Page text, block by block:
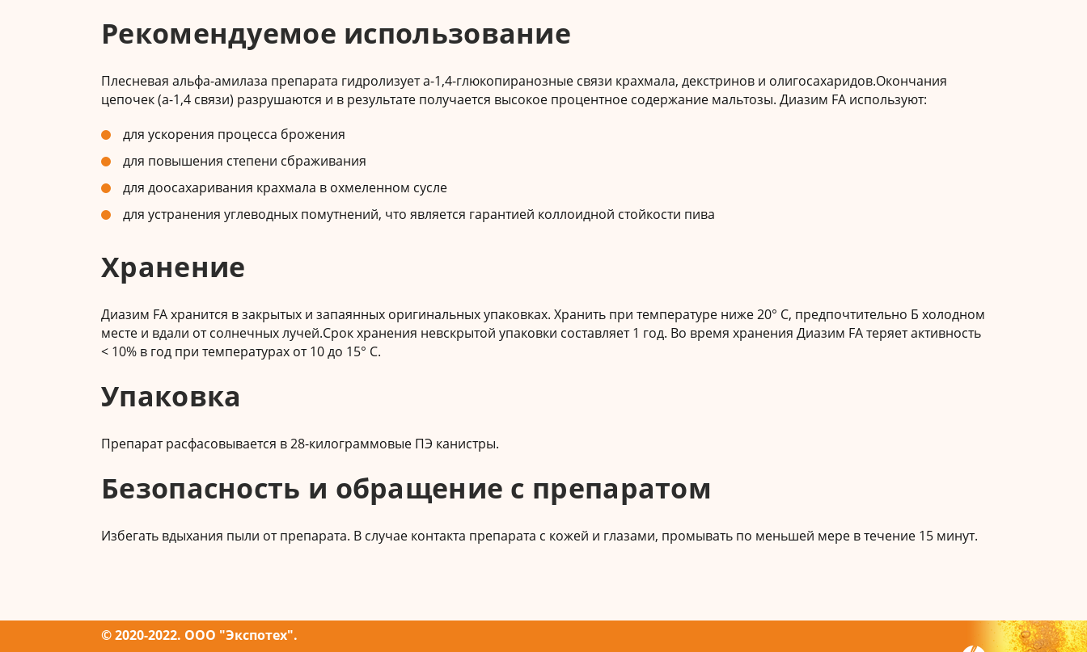
Рекомендуемое использование
Плесневая альфа-амилаза препарата гидролизует а-1,4-глюкопиранозные связи крахмала, декстринов и олигосахаридов.Окончания
цепочек (а-1,4 связи) разрушаются и в результате получается высокое процентное содержание мальтозы. Диазим FA используют:
для ускорения процесса брожения
для повышения степени сбраживания
для доосахаривания крахмала в охмеленном сусле
для устранения углеводных помутнений, что является гарантией коллоидной стойкости пива
Хранение
Диазим FA хранится в закрытых и запаянных оригинальных упаковках. Хранить при температуре ниже 20° С, предпочтительно Б холодном
месте и вдали от солнечных лучей.Срок хранения невскрытой упаковки составляет 1 год. Во время хранения Диазим FA теряет активность
< 10% в год при температурах от 10 до 15° С.
Упаковка
Препарат расфасовывается в 28-килограммовые ПЭ канистры.
Безопасность и обращение с препаратом
Избегать вдыхания пыли от препарата. В случае контакта препарата с кожей и глазами, промывать по меньшей мере в течение 15 минут.
© 2020-2022. ООО "Экспотех".